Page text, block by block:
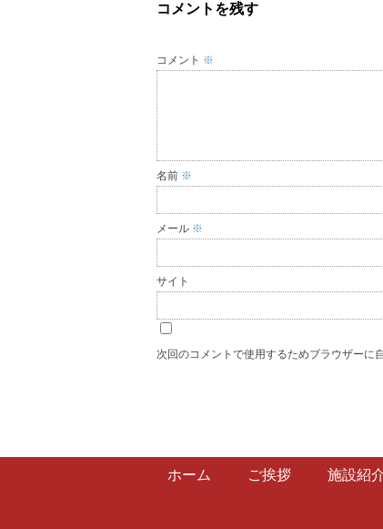
コメントを残す
コメント ※
名前 ※
メール ※
サイト
次回のコメントで使用するためブラウザーに
ホーム ご挨拶 施設紹